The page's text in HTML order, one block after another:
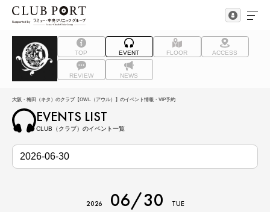
TOP EVENT FLOOR ACCESS
REVIEW NEWS
大阪・梅田（キタ）のクラブ【OWL（アウル）】のイベント情報・VIP予約
EVENTS LIST
CLUB（クラブ）のイベント一覧
2026 06/30 TUE